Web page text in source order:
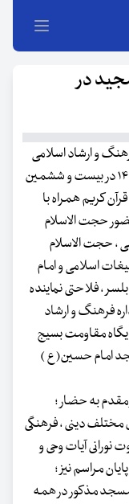
در
و ارشاد اسلامی
شهرستان بابلسر ، یکشنبه ۱۹ ارديبهشت ماه ۱۴۰۰ در بیست و ششمین
کریم همراه با
حجت الاسلام
، حجت الاسلام
اسلامی و امام
، فلاحتی نماینده
فرهنگ و ارشاد
مقاومت بسیج
امام حسین( ع )
به حضار ؛
دینی ، فرهنگی
نورانی آیات وحی و
مراسم نیز ؛
مسجد مذکور در همه